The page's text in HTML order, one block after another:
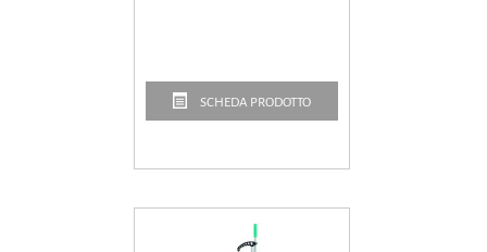
SCHEDA PRODOTTO